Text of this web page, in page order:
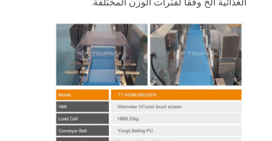
الغذائية الخ وفقاً لفترات الوزن المختلفة.